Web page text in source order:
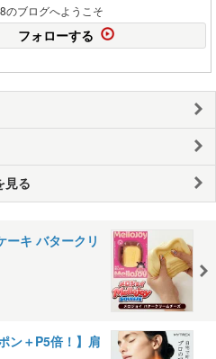
のブログへようこそ
フォローする
見る
キ バタークリ
ン＋P5倍！】肩